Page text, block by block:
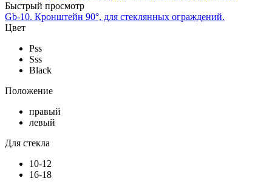
Быстрый просмотр
Gb-10. Кронштейн 90°, для стеклянных ограждений.
Цвет
Pss
Sss
Black
Положение
правый
левый
Для стекла
10-12
16-18